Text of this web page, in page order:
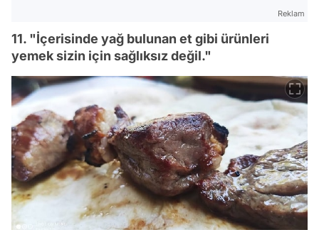
Reklam
11. "İçerisinde yağ bulunan et gibi ürünleri
yemek sizin için sağlıksız değil."